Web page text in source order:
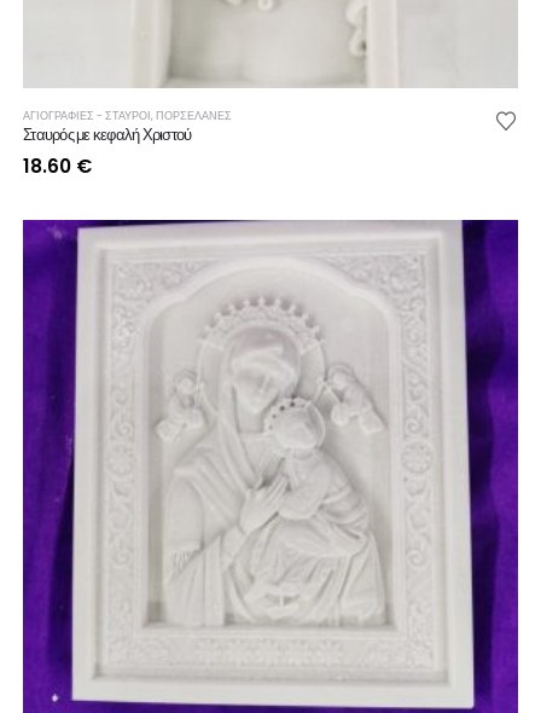
ΑΓΙΟΓΡΑΦΙΕΣ - ΣΤΑΥΡΟΙ, ΠΟΡΣΕΛΑΝΕΣ
Σταυρός με κεφαλή Χριστού
18.60 €